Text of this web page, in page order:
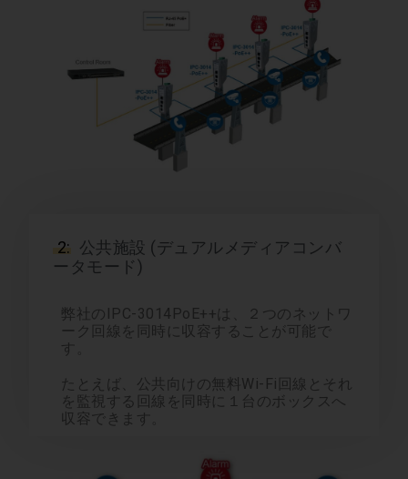
2: 公共施設 (デュアルメディアコンバ
ータモード)
弊社のIPC-3014PoE++は、２つのネットワ
ーク回線を同時に収容することが可能で
す。
たとえば、公共向けの無料Wi-Fi回線とそれ
を監視する回線を同時に１台のボックスへ
収容できます。